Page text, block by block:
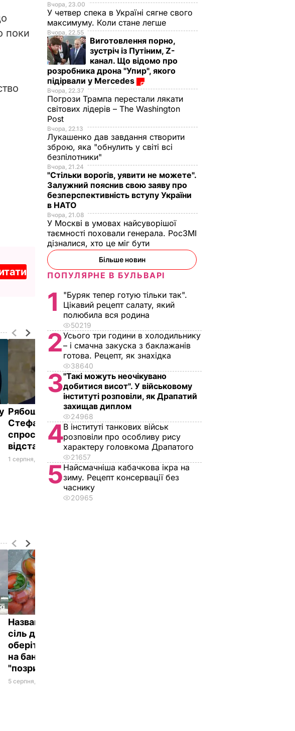
поки
Рябошапка і
Стефанчук
спростували
відставку Богдана
1 серпня, 21.16 ПОЛІТИКА
Названа найкраща
сіль для консервації,
оберіть її – і кришки
на банках не
"позриває"
5 серпня, 19.25
Вчора, 23.00
У четвер спека в Україні сягне свого
максимуму. Коли стане легше
Вчора, 22.55
Виготовлення порно,
зустріч із Путіним, Z-
канал. Що відомо про
розробника дрона "Упир", якого
підірвали у Mercedes
Вчора, 22.37
Погрози Трампа перестали лякати
світових лідерів – The Washington
Post
Вчора, 22.13
Лукашенко дав завдання створити
зброю, яка "обнулить у світі всі
безпілотники"
Вчора, 21.24
"Стільки ворогів, уявити не можете".
Залужний пояснив свою заяву про
безперспективність вступу України
в НАТО
Вчора, 21.08
У Москві в умовах найсуворішої
таємності поховали генерала. РосЗМІ
дізналися, хто це міг бути
Більше новин
ПОПУЛЯРНЕ В БУЛЬВАРІ
1
"Буряк тепер готую тільки так".
Цікавий рецепт салату, який
полюбила вся родина
50219
2Усього три години в холодильнику
– і смачна закуска з баклажанів
готова. Рецепт, як знахідка
38640
3"Такі можуть неочікувано
добитися висот". У військовому
інституті розповіли, як Драпатий
захищав диплом
24968
4В інституті танкових військ
розповіли про особливу рису
характеру головкома Драпатого
21657
5Найсмачніша кабачкова ікра на
зиму. Рецепт консервації без
часнику
20965